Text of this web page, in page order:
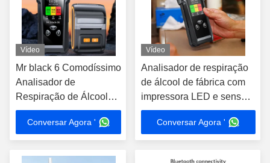
Vídeo
Mr black 6 Comodíssimo
Analisador de
Respiração de Álcool
Com Impressora LED
Conversar Agora '
Vídeo
Analisador de respiração
de álcool de fábrica com
impressora LED e sensor
de venda de combustível
Conversar Agora '